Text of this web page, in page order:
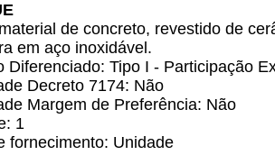
de concreto, revestido de
em aço inoxidável.
Diferenciado: Tipo I - Participação
Decreto 7174: Não
Margem de Preferência: Não
1
fornecimento: Unidade